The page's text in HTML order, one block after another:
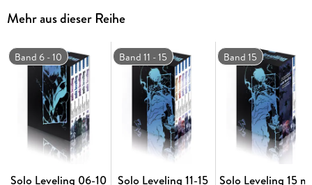
Mehr aus dieser Reihe
Band 6 - 10
Solo Leveling 06-10
Band 11 - 15
Solo Leveling 11-15
Band 15
Solo Leveling 15